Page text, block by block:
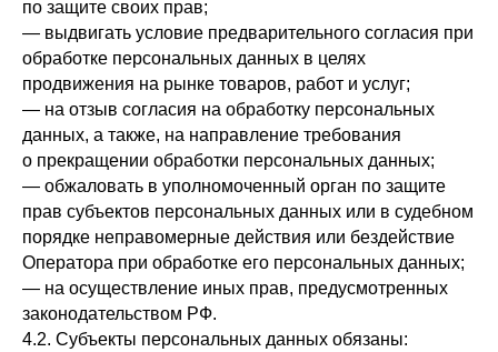
по защите своих прав;
— выдвигать условие предварительного согласия при
обработке персональных данных в целях
продвижения на рынке товаров, работ и услуг;
— на отзыв согласия на обработку персональных
данных, а также, на направление требования
о прекращении обработки персональных данных;
— обжаловать в уполномоченный орган по защите
прав субъектов персональных данных или в судебном
порядке неправомерные действия или бездействие
Оператора при обработке его персональных данных;
— на осуществление иных прав, предусмотренных
законодательством РФ.
4.2. Субъекты персональных данных обязаны: